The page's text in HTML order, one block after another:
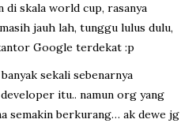
di skala world cup, rasanya
jauh lah, tunggu lulus dulu,
Google terdekat :p
sekali sebenarnya
itu.. namun org yang
semakin berkurang… ak dewe jg